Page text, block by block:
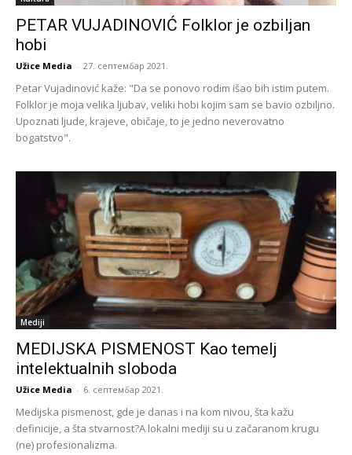
PETAR VUJADINOVIĆ Folklor je ozbiljan
hobi
Užice Media - 27. септембар 2021.
Petar Vujadinović kaže: "Da se ponovo rodim išao bih istim putem.
Folklor je moja velika ljubav, veliki hobi kojim sam se bavio ozbiljno.
Upoznati ljude, krajeve, običaje, to je jedno neverovatno
bogatstvo".
Mediji
MEDIJSKA PISMENOST Kao temelj
intelektualnih sloboda
Užice Media - 6. септембар 2021.
Medijska pismenost, gde je danas i na kom nivou, šta kažu
definicije, a šta stvarnost?A lokalni mediji su u začaranom krugu
(ne) profesionalizma.